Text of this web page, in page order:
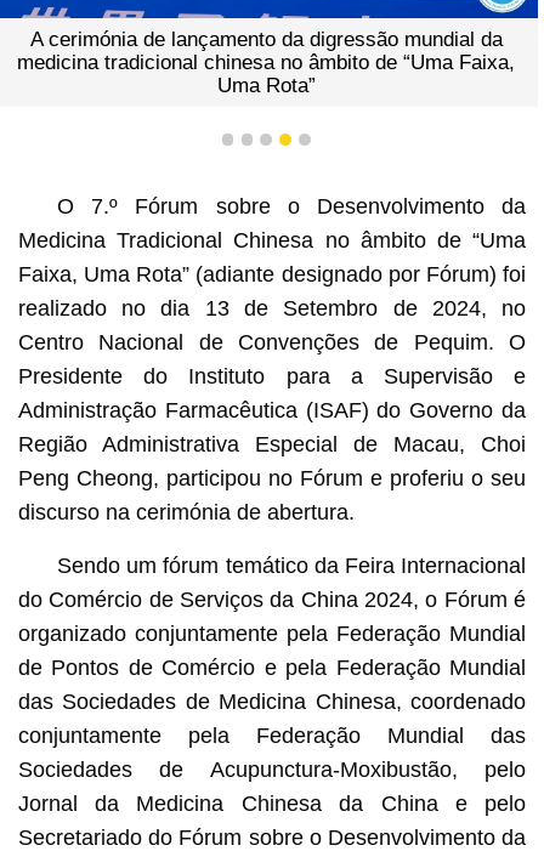
A cerimónia de lançamento da digressão mundial da
medicina tradicional chinesa no âmbito de “Uma Faixa,
Uma Rota”
1 2 3 4 5
O 7.º Fórum sobre o Desenvolvimento da
Medicina Tradicional Chinesa no âmbito de “Uma
Faixa, Uma Rota” (adiante designado por Fórum) foi
realizado no dia 13 de Setembro de 2024, no
Centro Nacional de Convenções de Pequim. O
Presidente do Instituto para a Supervisão e
Administração Farmacêutica (ISAF) do Governo da
Região Administrativa Especial de Macau, Choi
Peng Cheong, participou no Fórum e proferiu o seu
discurso na cerimónia de abertura.
Sendo um fórum temático da Feira Internacional
do Comércio de Serviços da China 2024, o Fórum é
organizado conjuntamente pela Federação Mundial
de Pontos de Comércio e pela Federação Mundial
das Sociedades de Medicina Chinesa, coordenado
conjuntamente pela Federação Mundial das
Sociedades de Acupunctura-Moxibustão, pelo
Jornal da Medicina Chinesa da China e pelo
Secretariado do Fórum sobre o Desenvolvimento da